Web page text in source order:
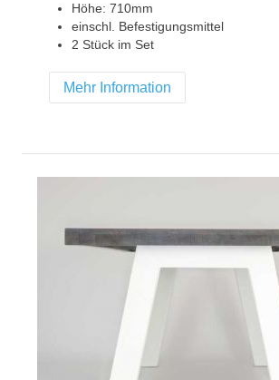
Höhe: 710mm
einschl. Befestigungsmittel
2 Stück im Set
Mehr Information